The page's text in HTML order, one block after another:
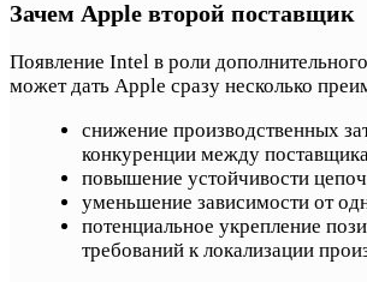
Зачем Apple второй поставщик
Появление Intel в роли
может дать Apple сразу несколько
снижение производственных
конкуренции между
повышение устойчивости
уменьшение зависимости от
потенциальное укрепление
требований к локализации